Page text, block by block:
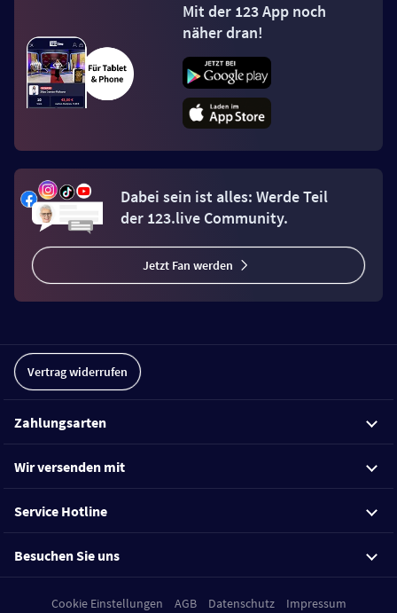
Mit der 123 App noch
näher dran!
Dabei sein ist alles: Werde Teil
der 123.live Community.
Jetzt Fan werden
Vertrag widerrufen
Zahlungsarten
Wir versenden mit
Service Hotline
Besuchen Sie uns
Cookie Einstellungen AGB Datenschutz Impressum